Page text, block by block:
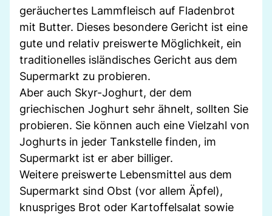
geräuchertes Lammfleisch auf Fladenbrot
mit Butter. Dieses besondere Gericht ist eine
gute und relativ preiswerte Möglichkeit, ein
traditionelles isländisches Gericht aus dem
Supermarkt zu probieren.
Aber auch Skyr-Joghurt, der dem
griechischen Joghurt sehr ähnelt, sollten Sie
probieren. Sie können auch eine Vielzahl von
Joghurts in jeder Tankstelle finden, im
Supermarkt ist er aber billiger.
Weitere preiswerte Lebensmittel aus dem
Supermarkt sind Obst (vor allem Äpfel),
knuspriges Brot oder Kartoffelsalat sowie